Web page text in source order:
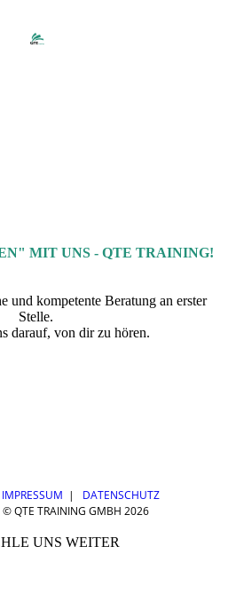
MIT UNS - QTE TRAINING!
und kompetente Beratung an erster
Stelle.
darauf, von dir zu hören.
IMPRESSUM | DATENSCHUTZ
QTE TRAINING GMBH 2026
UNS WEITER